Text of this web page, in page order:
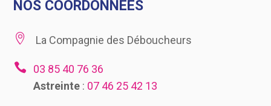
NOS COORDONNÉES
 La Compagnie des Déboucheurs

03 85 40 76 36
Astreinte: 07 46 25 42 13